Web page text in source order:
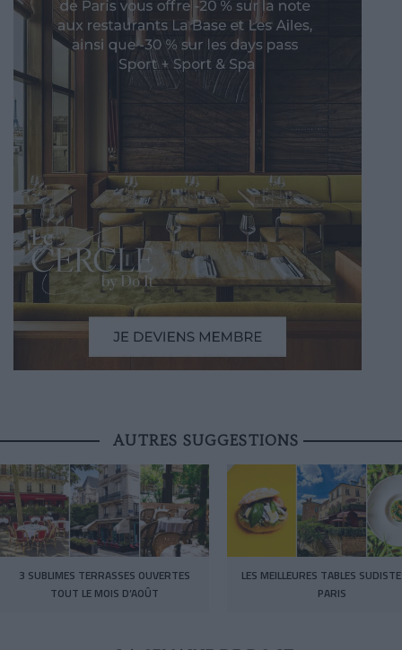
AUTRES SUGGESTIONS
3 SUBLIMES TERRASSES OUVERTES
TOUT LE MOIS D’AOÛT
LES MEILLEURES TABLES
PARIS